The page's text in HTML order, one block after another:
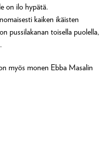
on ilo hypätä.
kaiken ikäisten
pussilakanan toisella puolella,
myös monen Ebba Masalin